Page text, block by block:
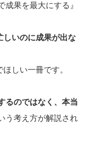
成果を最大にする』
しいのに成果が出な
しい一冊です。
るのではなく、本当
う考え方が解説され